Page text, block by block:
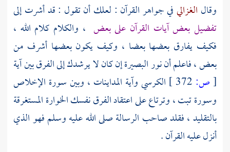
وقال الغزاليفي جواهر القرآن : لعلك أن تقول : قد أشرت إلى
تفضيل بعض آيات القرآن على بعض ، والكلام كلام الله ،
فكيف يفارق بعضها بعضا ، وكيف يكون بعضها أشرف من
بعض ، فاعلم أن نور البصيرة إن كان لا يرشدك إلى الفرق بين آية
[ص:
الكرسي وآية المداينات ، وبين سورة الإخلاص
وسورة تبت ، وترتاع على اعتقاد الفرق نفسك الخوارة المستغرقة
بالتقليد ، فقلد صاحب الرسالة صلى الله عليه وسلم فهو الذي
أنزل عليه القرآن .